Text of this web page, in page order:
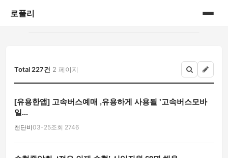
로풀리
게시판
Total 227건 2 페이지
[유용한앱] 고속버스예매 ,유용하게 사용될 '고속버스모바
일...
천단비03-25조회 2746